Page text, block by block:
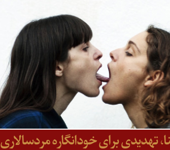
تهدیدی برای خودانگاره مردسالاری